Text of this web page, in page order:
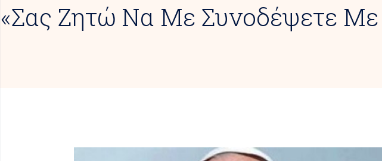
«Σας Ζητώ Να Με Συνοδέψετε